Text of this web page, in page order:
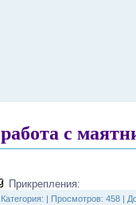
работа с
Прикрепления:
Категория: Просмотров: 458 |